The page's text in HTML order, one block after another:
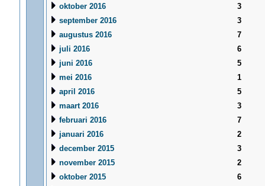
oktober 2016
3
september 2016
3
augustus 2016
7
juli 2016
6
juni 2016
5
mei 2016
1
april 2016
5
maart 2016
3
februari 2016
7
januari 2016
2
december 2015
3
november 2015
2
oktober 2015
6